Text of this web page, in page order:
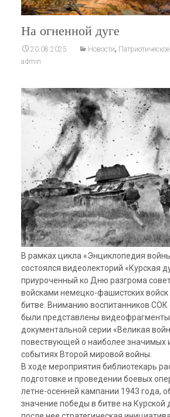
На огненной дуге
20.08.2025 Новости,
admin
В рамках цикла «Энциклопедия
состоялся видеолекторий «Курская
приуроченный ко Дню разгрома
войсками немецко-фашистских войск
битве. Вниманию воспитанников
были представлены видеофрагменты
документальной серии «Великая
повествующей о наиболее значимых
событиях Второй мировой войны.
В ходе мероприятия библиотекарь
подготовке и проведении боевых
летне-осенней кампании 1943 года,
значение победы в битве на Курской